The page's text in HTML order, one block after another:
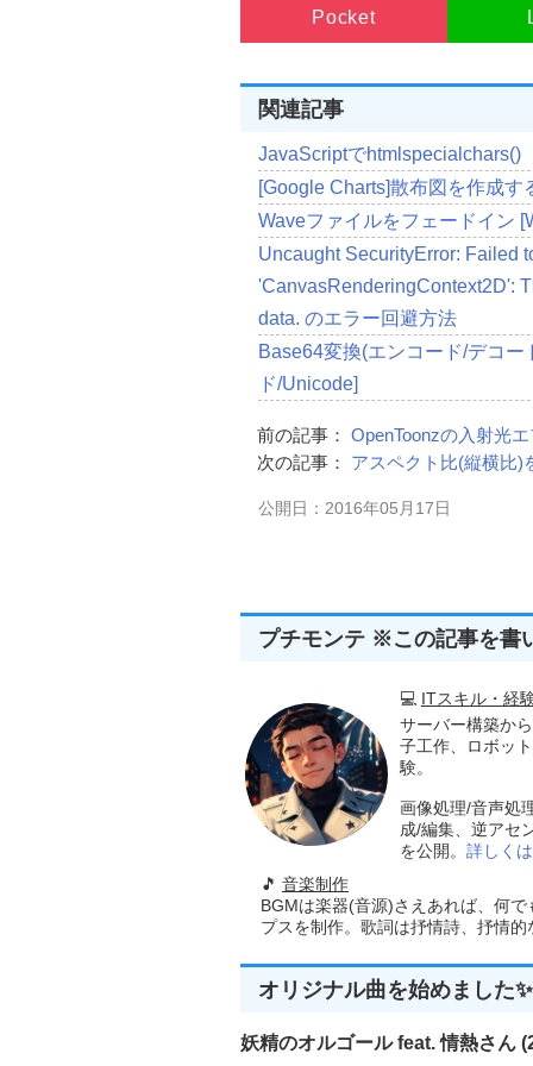
      mime
}
  document
}
</head>
<body>
<h4>画像の読み込み</h4>
<p></p>
<input type "file" =
<p><button onclick= "
<video id="SrcVideo"></
<h4>canvasで再生</h4>
<canvas id="SrcCanvas"></
<p></p>
</body>
</html>
Pocket
関連記事
JavaScriptでhtmlspecialchars()
[Google Charts]散布図を作成す
Waveファイルをフェードイン
Uncaught SecurityError: Failed
'CanvasRenderingContext2D':
data. のエラー回避方法
Base64変換(エンコード/デコ
ド/Unicode]
前の記事： OpenToonzの入射光
次の記事：
アスペクト比(縦横比)
公開日：2016年05月17日
プチモンテ ※この記事を書
💻 ITスキル・経
サーバー構築か
子工作、ロボッ
験。
画像処理/音声処
成/編集、逆アセ
を公開。 詳しく
🎵 音楽制作
BGMは楽器(音源)さえあれば、何
プスを制作。歌詞は抒情詩、抒情
オリジナル曲を始めました✨
妖精のオルゴール feat. 情熱さん